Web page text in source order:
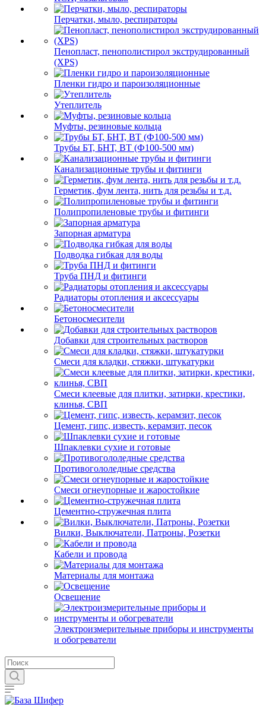
Перчатки, мыло, респираторы
Пенопласт, пенополистирол экструдированный
(XPS)
Пленки гидро и пароизоляционные
Утеплитель
Муфты, резиновые кольца
Трубы БТ, БНТ, ВТ (Ф100-500 мм)
Канализационные трубы и фитинги
Герметик, фум лента, нить для резьбы и т.д.
Полипропиленовые трубы и фитинги
Запорная арматура
Подводка гибкая для воды
Труба ПНД и фитинги
Радиаторы отопления и аксессуары
Бетоносмесители
Добавки для строительных растворов
Смеси для кладки, стяжки, штукатурки
Смеси клеевые для плитки, затирки, крестики,
клинья, СВП
Цемент, гипс, известь, керамзит, песок
Шпаклевки сухие и готовые
Противогололедные средства
Смеси огнеупорные и жаростойкие
Цементно-стружечная плита
Вилки, Выключатели, Патроны, Розетки
Кабели и провода
Материалы для монтажа
Освещение
Электроизмерительные приборы и инструменты
и обогреватели